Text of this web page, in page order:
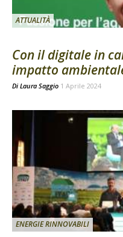
ATTUALITÀ
Con il digitale in
impatto
Di Laura Saggio 1 Aprile 2024
ENERGIE RINNOVABILI